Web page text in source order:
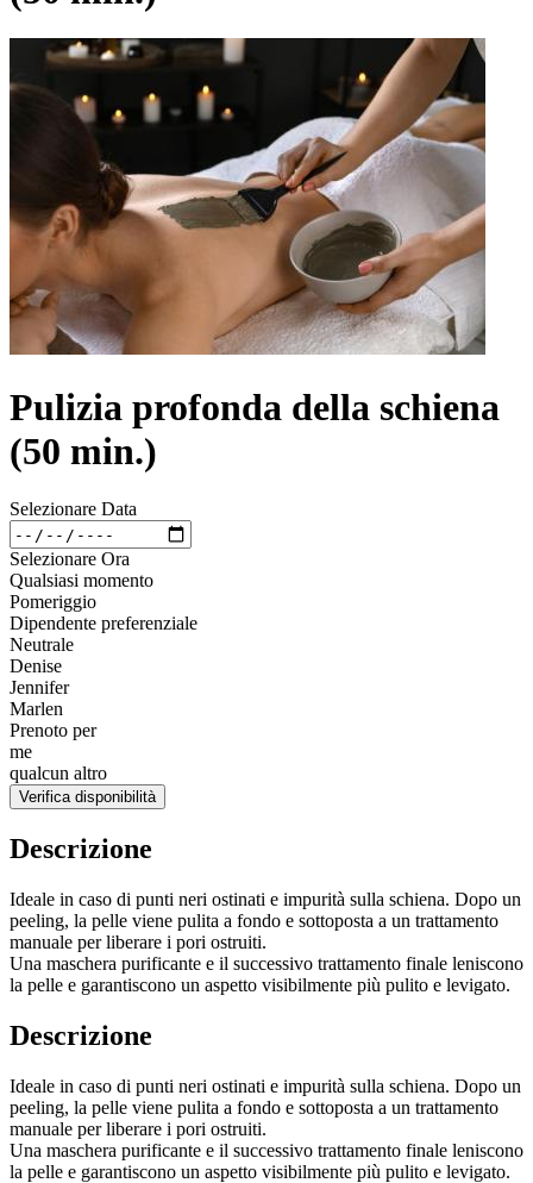
Pulizia profonda della schiena
(50 min.)
Selezionare Data
Selezionare Ora
Qualsiasi momento
Pomeriggio
Dipendente preferenziale
Neutrale
Denise
Jennifer
Marlen
Prenoto per
me
qualcun altro
Verifica disponibilità
Descrizione
Ideale in caso di punti neri ostinati e impurità sulla schiena. Dopo un
peeling, la pelle viene pulita a fondo e sottoposta a un trattamento
manuale per liberare i pori ostruiti.
Una maschera purificante e il successivo trattamento finale leniscono
la pelle e garantiscono un aspetto visibilmente più pulito e levigato.
Descrizione
Ideale in caso di punti neri ostinati e impurità sulla schiena. Dopo un
peeling, la pelle viene pulita a fondo e sottoposta a un trattamento
manuale per liberare i pori ostruiti.
Una maschera purificante e il successivo trattamento finale leniscono
la pelle e garantiscono un aspetto visibilmente più pulito e levigato.